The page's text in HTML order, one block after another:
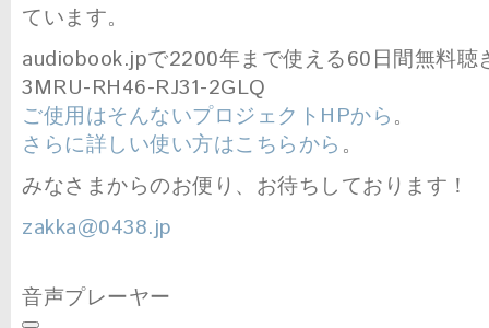
ています。
audiobook.jpで2200年まで使える60日間無料聴
3MRU-RH46-RJ31-2GLQ
ご使用はそんないプロジェクトHPから。
さらに詳しい使い方はこちらから 。
みなさまからのお便り、お待ちしております！
zakka@0438.jp
音声プレーヤー